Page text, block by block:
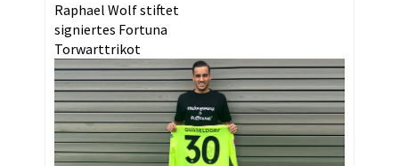
Raphael Wolf stiftet
signiertes Fortuna
Torwarttrikot